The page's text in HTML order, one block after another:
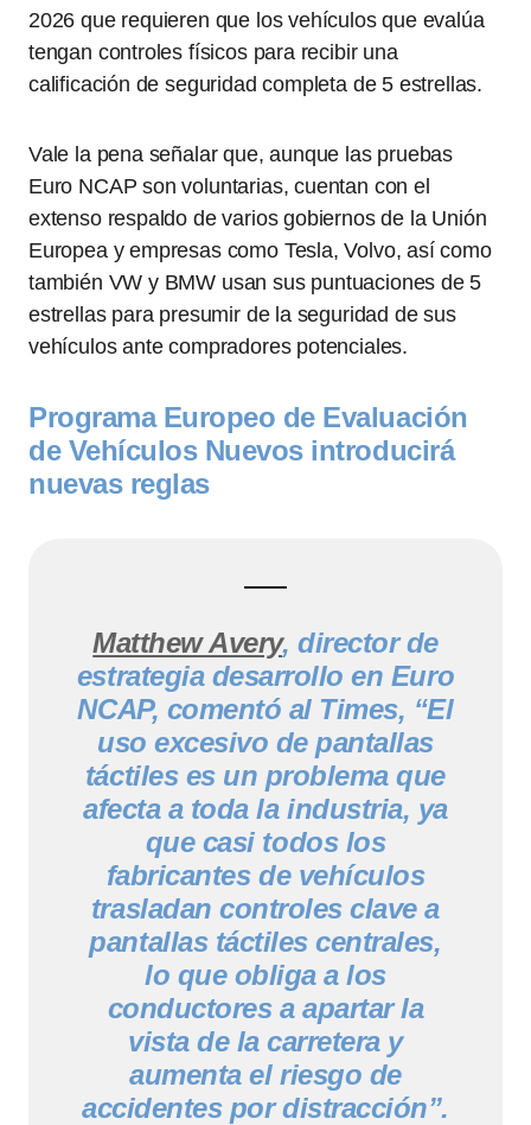
2026 que requieren que los vehículos que evalúa
tengan controles físicos para recibir una
calificación de seguridad completa de 5 estrellas.
Vale la pena señalar que, aunque las pruebas
Euro NCAP son voluntarias, cuentan con el
extenso respaldo de varios gobiernos de la Unión
Europea y empresas como Tesla, Volvo, así como
también VW y BMW usan sus puntuaciones de 5
estrellas para presumir de la seguridad de sus
vehículos ante compradores potenciales.
Programa Europeo de Evaluación
de Vehículos Nuevos introducirá
nuevas reglas
Matthew Avery, director de
estrategia desarrollo en Euro
NCAP, comentó al Times, “El
uso excesivo de pantallas
táctiles es un problema que
afecta a toda la industria, ya
que casi todos los
fabricantes de vehículos
trasladan controles clave a
pantallas táctiles centrales,
lo que obliga a los
conductores a apartar la
vista de la carretera y
aumenta el riesgo de
accidentes por distracción”.